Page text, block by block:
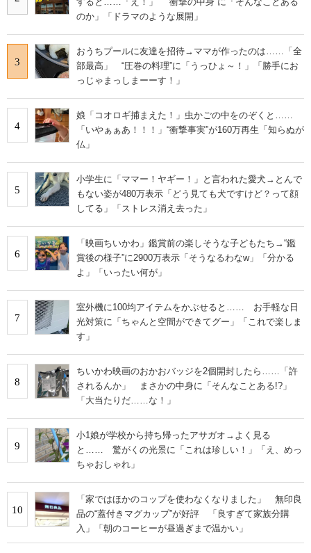
のか」「ドラマのような展開」
3
おうちプールに友達を招待→ママが作ったのは……「全
部最高」 “圧巻の料理”に「うっひょ～！」「勝手にお
っじゃまっしまーーす！」
4
娘「コオロギ捕まえた！」虫かごの中をのぞくと……
「いやぁぁあ！！！」“衝撃事実”が160万再生「知らぬが
仏」
5
小学生に「ママー！ヤギー！」と言われた愛犬→とんで
もない姿が480万表示「どう見ても犬ですけど？って顔
してる」「ストレス消え去った」
6
「映画ちいかわ」鑑賞前の楽しそうな子どもたち→“鑑
賞後の様子”に2900万表示「そうなるわなw」「分かる
よ」「いったい何が」
7
室外機に100均アイテムをかぶせると…… お手軽な日
光対策に「ちゃんと空間ができてグー」「これで楽しま
す」
8
ちいかわ映画のおかおバッジを2個開封したら……「許
されるんか」 まさかの中身に「そんなことある!?」
「大当たりだ……な！」
9
小1娘が学校から持ち帰ったアサガオ→よく見る
と…… 驚がくの光景に「これは珍しい！」「え、めっ
ちゃおしゃれ」
10
「家ではほかのコップを使わなくなりました」 無印良
品の“蓋付きマグカップ”が好評 「良すぎて家族分購
入」「朝のコーヒーが昼過ぎまで温かい」